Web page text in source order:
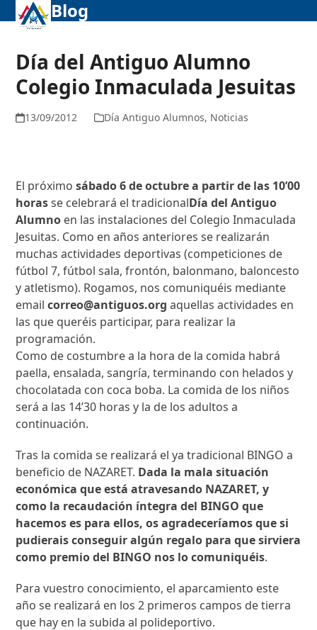
to
Abrir
menú
móvil
Cerrar
menú
móvil
Blog
Día del Antiguo Alumno
Colegio Inmaculada Jesuitas
13/09/2012 Día Antiguo Alumnos, Noticias
El próximosábado 6 de octubre a partir de las 10’00
horasse celebrará el tradicionalDía del Antiguo
Alumno en las instalaciones del Colegio Inmaculada
Jesuitas. Como en años anteriores se realizarán
muchas actividades deportivas (competiciones de
fútbol 7, fútbol sala, frontón, balonmano, baloncesto
y atletismo). Rogamos, nos comuniquéis mediante
emailcorreo@antiguos.org aquellas actividades en
las que queréis participar, para realizar la
programación.
Como de costumbre a la hora de la comida habrá
paella, ensalada, sangría, terminando con helados y
chocolatada con coca boba. La comida de los niños
será a las 14’30 horas y la de los adultos a
continuación.
Tras la comida se realizará el ya tradicional BINGO a
beneficio de NAZARET. Dada la mala situación
económica que está atravesando NAZARET, y
como la recaudación íntegra del BINGO que
hacemos es para ellos, os agradeceríamos que si
pudierais conseguir algún regalo para que sirviera
como premio del BINGO nos lo comuniquéis.
Para vuestro conocimiento, el aparcamiento este
año se realizará en los 2 primeros campos de tierra
que hay en la subida al polideportivo.